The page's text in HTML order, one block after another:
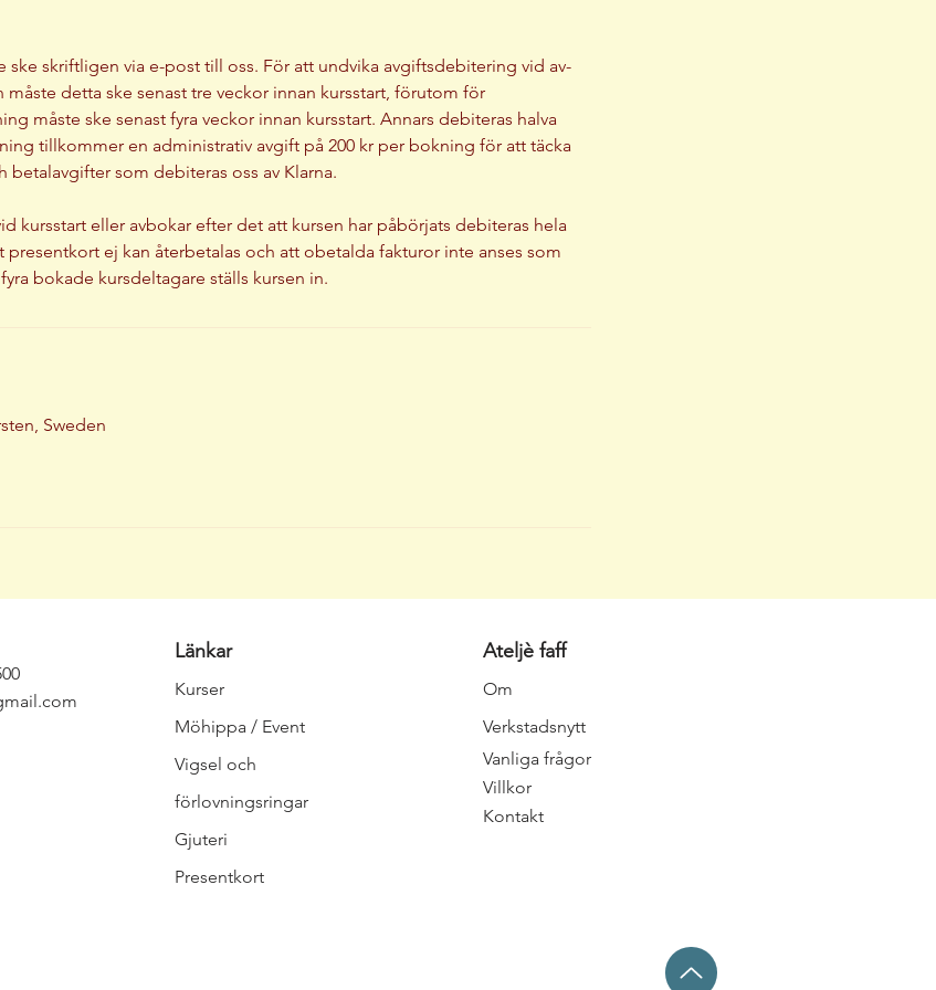
ske skriftligen via e-post till oss. För att undvika avgiftsdebitering vid av-
detta ske senast tre veckor innan kursstart, förutom för
måste ske senast fyra veckor innan kursstart. Annars debiteras halva
tillkommer en administrativ avgift på 200 kr per bokning för att täcka
betalavgifter som debiteras oss av Klarna.
kursstart eller avbokar efter det att kursen har påbörjats debiteras hela
presentkort ej kan återbetalas och att obetalda fakturor inte anses som
Sweden
Länkar
Kurser
Möhippa / Event
Vigsel och
förlovningsringar
Gjuteri
Presentkort
Ateljè faff
Om
Verkstadsnytt
Vanliga frågor
Villkor
Kontakt